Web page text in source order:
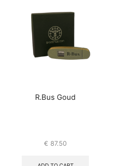
R.Bus Goud
€ 87.50